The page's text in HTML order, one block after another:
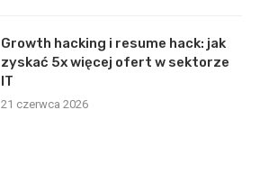
Growth hacking i resume hack: jak
zyskać 5x więcej ofert w sektorze
IT
21 czerwca 2026